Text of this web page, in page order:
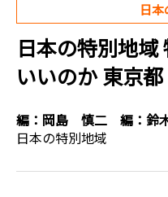
日
日本の特別地域
いいのか 東京
編： 岡島 慎二 編： 鈴
日本の特別地域